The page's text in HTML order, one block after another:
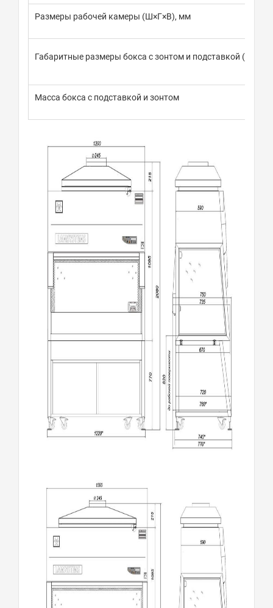
Размеры рабочей камеры (Ш×Г×В), мм
Габаритные размеры бокса с зонтом и подставкой
Масса бокса с подставкой и зонтом